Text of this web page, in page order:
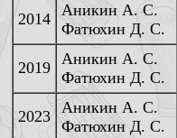
2014 Аникин А. С.
Фатюхин Д. С.
2019 Аникин А. С.
Фатюхин Д. С.
2023 Аникин А. С.
Фатюхин Д. С.